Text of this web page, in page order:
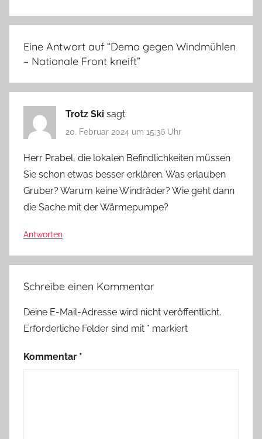
Eine Antwort auf “Demo gegen Windmühlen
– Nationale Front kneift”
Trotz Ski sagt:
20. Februar 2024 um 15:36 Uhr
Herr Prabel, die lokalen Befindlichkeiten müssen
Sie schon etwas besser erklären. Was erlauben
Gruber? Warum keine Windräder? Wie geht dann
die Sache mit der Wärmepumpe?
Antworten
Schreibe einen Kommentar
Deine E-Mail-Adresse wird nicht veröffentlicht.
Erforderliche Felder sind mit * markiert
Kommentar *